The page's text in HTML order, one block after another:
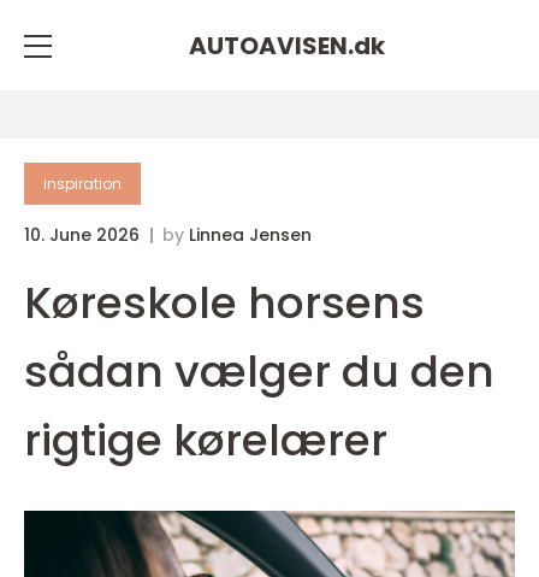
AUTOAVISEN.dk
inspiration
10. June 2026 by Linnea Jensen
Køreskole horsens
sådan vælger du den
rigtige kørelærer